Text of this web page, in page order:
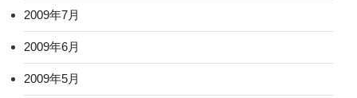
2009年7月
2009年6月
2009年5月